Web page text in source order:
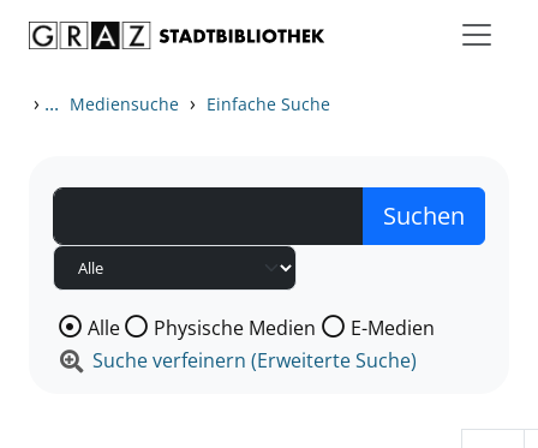
› ... Mediensuche › Einfache Suche
Wählen Sie die Medienart nach der Sie suchen wollen.
Alle Physische Medien
E-Medien
Suche verfeinern (Erweiterte Suche)